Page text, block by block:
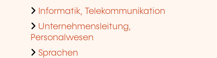
Informatik, Telekommunikation
Unternehmensleitung,
Personalwesen
Sprachen